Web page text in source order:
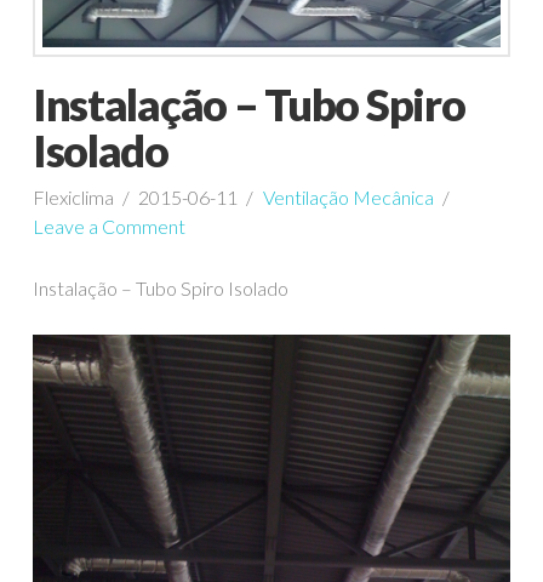
Instalação – Tubo Spiro
Isolado
Flexiclima 2015-06-11
Ventilação Mecânica
Leave a Comment
Instalação – Tubo Spiro Isolado